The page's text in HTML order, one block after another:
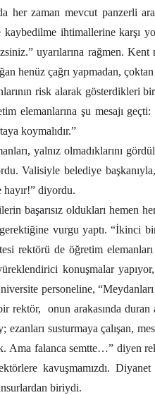
her zaman mevcut panzerli
kaybedilme ihtimallerine
uyarılarına rağmen. Kent
henüz çağrı yapmadan,
risk alarak gösterdikleri
elemanlarına şu mesajı
koymalıdır.”
yalnız olmadıklarını
Valisiyle belediye
diyordu.
başarısız oldukları hemen
vurgu yaptı. “İkinci
rektörü de öğretim
konuşmalar
personeline,
rektör, onun arakasında
susturmaya çalışan,
Ama falanca semtte…” diyen
kavuşmamızdı.
biriydi.